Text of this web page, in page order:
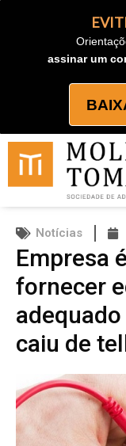
assinar um
Notícias
Empresa
fornecer
caiu de